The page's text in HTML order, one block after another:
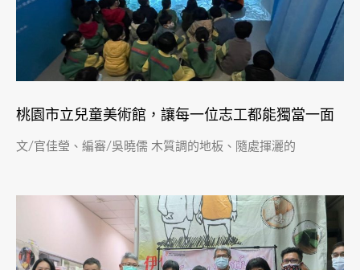
桃園市立兒童美術館，讓每一位志工都能獨當一面
文/官佳瑩、編審/吳曉儒 木質調的地板、隨處揮灑的